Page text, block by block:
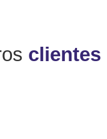
clientes